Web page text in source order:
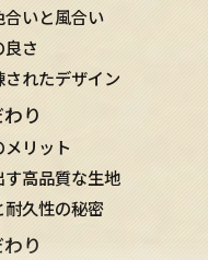
いと風合い
さ
れたデザイン
り
リット
高品質な生地
久性の秘密
り